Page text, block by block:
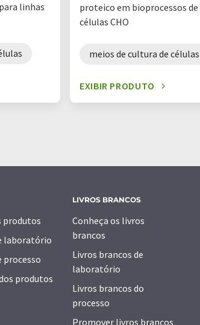
linhas
proteico em bioprocessos de
células CHO
meios de cultura de células
EXIBIR PRODUTO
produtos
laboratório
processo
produtos
LIVROS BRANCOS
Conheça os livros
brancos
Livros brancos de
laboratório
Livros brancos do
processo
Promover livros brancos